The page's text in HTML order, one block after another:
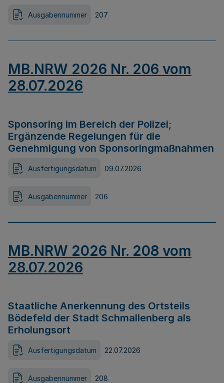
Ausgabennummer 207
MB.NRW 2026 Nr. 206 vom
28.07.2026
Sponsoring im Bereich der Polizei;
Ergänzende Regelungen für die
Genehmigung von Sponsoringmaßnahmen
Ausfertigungsdatum 09.07.2026
Ausgabennummer 206
MB.NRW 2026 Nr. 208 vom
28.07.2026
Staatliche Anerkennung des Ortsteils
Bödefeld der Stadt Schmallenberg als
Erholungsort
Ausfertigungsdatum 22.07.2026
Ausgabennummer 208